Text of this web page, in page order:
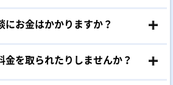
にお金はかかりますか？
金を取られたりしませんか？